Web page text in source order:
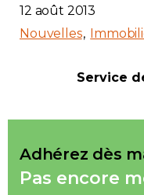
12 août 2013
Nouvelles
Service
Adhérez dès
Pas encore